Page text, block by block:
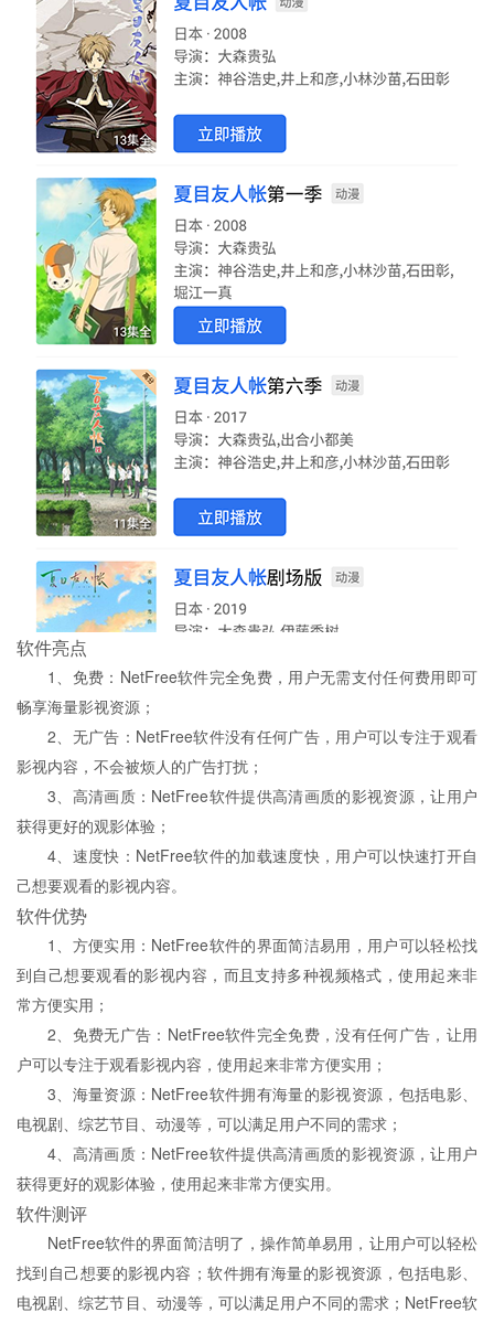
软件亮点
1、免费：NetFree软件完全免费，用户无需支付任何费用即可
畅享海量影视资源；
2、无广告：NetFree软件没有任何广告，用户可以专注于观看
影视内容，不会被烦人的广告打扰；
3、高清画质：NetFree软件提供高清画质的影视资源，让用户
获得更好的观影体验；
4、速度快：NetFree软件的加载速度快，用户可以快速打开自
己想要观看的影视内容。
软件优势
1、方便实用：NetFree软件的界面简洁易用，用户可以轻松找
到自己想要观看的影视内容，而且支持多种视频格式，使用起来非
常方便实用；
2、免费无广告：NetFree软件完全免费，没有任何广告，让用
户可以专注于观看影视内容，使用起来非常方便实用；
3、海量资源：NetFree软件拥有海量的影视资源，包括电影、
电视剧、综艺节目、动漫等，可以满足用户不同的需求；
4、高清画质：NetFree软件提供高清画质的影视资源，让用户
获得更好的观影体验，使用起来非常方便实用。
软件测评
NetFree软件的界面简洁明了，操作简单易用，让用户可以轻松
找到自己想要的影视内容；软件拥有海量的影视资源，包括电影、
电视剧、综艺节目、动漫等，可以满足用户不同的需求；NetFree软